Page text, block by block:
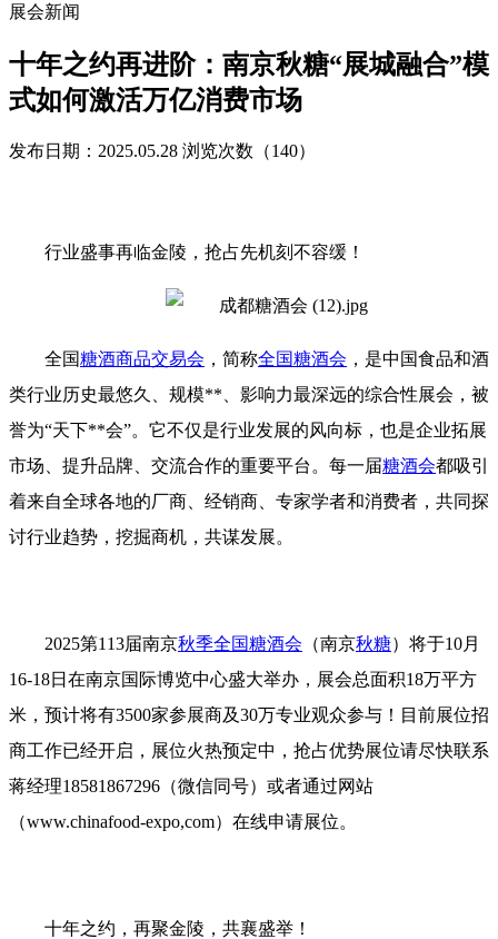
展会新闻
十年之约再进阶​​：南京秋糖“展城融合”模
式如何激活万亿消费市场
发布日期：2025.05.28 浏览次数（140）
行业盛事再临金陵，抢占先机刻不容缓！
全国糖酒商品交易会 ，简称全国糖酒会 ，是中国食品和酒
类行业历史最悠久、规模**、影响力最深远的综合性展会，被
誉为“天下**会”。它不仅是行业发展的风向标，也是企业拓展
市场、提升品牌、交流合作的重要平台。每一届糖酒会都吸引
着来自全球各地的厂商、经销商、专家学者和消费者，共同探
讨行业趋势，挖掘商机，共谋发展。
2025第113届南京秋季全国糖酒会 （南京秋糖）将于10月
16-18日在南京国际博览中心盛大举办，展会总面积18万平方
米，预计将有3500家参展商及30万专业观众参与！目前展位招
商工作已经开启，展位火热预定中，抢占优势展位请尽快联系
蒋经理18581867296（微信同号）或者通过网站
（www.chinafood-expo,com）在线申请展位。
十年之约，再聚金陵，共襄盛举！